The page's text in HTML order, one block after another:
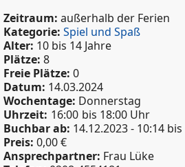
Zeitraum: außerhalb der Ferien
Kategorie: Spiel und Spaß
Alter: 10 bis 14 Jahre
Plätze: 8
Freie Plätze: 0
Datum: 14.03.2024
Wochentage: Donnerstag
Uhrzeit: 16:00 bis 18:00 Uhr
Buchbar ab: 14.12.2023 - 10:14 bis
Preis: 0,00 €
Ansprechpartner: Frau Lüke